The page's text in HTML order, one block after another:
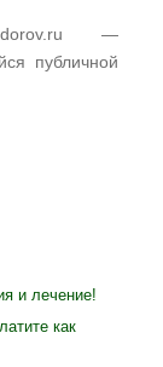
—
публичной
и лечение!
как